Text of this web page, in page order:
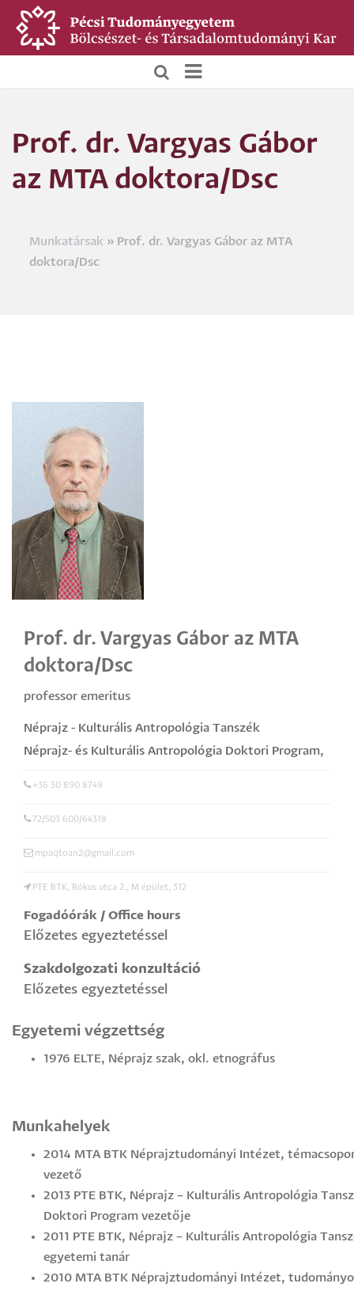
Ugrás
tartalomra
Főoldali
menü
Prof. dr. Vargyas Gábor
az MTA doktora/Dsc
Morzsa
Munkatársak
Prof. dr. Vargyas Gábor az MTA
doktora/Dsc
Prof. dr. Vargyas Gábor az MTA
doktora/Dsc
professor emeritus
Néprajz - Kulturális Antropológia Tanszék
Néprajz- és Kulturális Antropológia Doktori Program,
+36 30 890 8749
72/503 600/64318
mpaqtoan2@gmail.com
PTE BTK, Rókus utca 2., M épület, 312
Fogadóórák / Office hours
Előzetes egyeztetéssel
Szakdolgozati konzultáció
Előzetes egyeztetéssel
Egyetemi végzettség
1976 ELTE, Néprajz szak, okl. etnográfus
Munkahelyek
2014 MTA BTK Néprajztudományi Intézet,
vezető
2013 PTE BTK, Néprajz – Kulturális Antropológia
Doktori Program vezetője
2011 PTE BTK, Néprajz – Kulturális Antropológia
egyetemi tanár
2010 MTA BTK Néprajztudományi Intézet,